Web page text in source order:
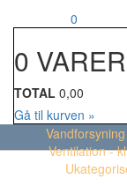
0
0
TOTAL 0,00
Gå til kurven »
Vandforsyning
Ventilation -